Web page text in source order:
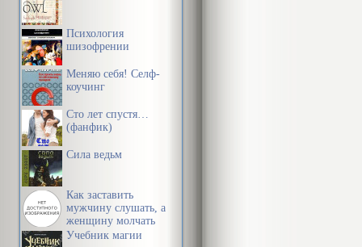
Психология
шизофрении
Меняю себя! Селф-
коучинг
Сто лет спустя…
(фанфик)
Сила ведьм
Как заставить
мужчину слушать, а
женщину молчать
Учебник магии